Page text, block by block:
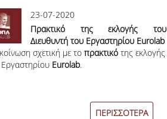
23-07-2020
Πρακτικό της εκλογής του
Διευθυντή του Εργαστηρίου Eurolab
σχετική με το πρακτικό της εκλογής
Eurolab.
ΠΕΡΙΣΣΟΤΕΡΑ